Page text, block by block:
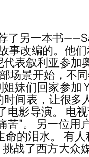
了另一本书
事改编的。他
表叙利亚参加
场景开始，不
妹们回家参加
间表，让很多
影导演。 电
”。 另一位用
的泪水。 有人
战了西方大众